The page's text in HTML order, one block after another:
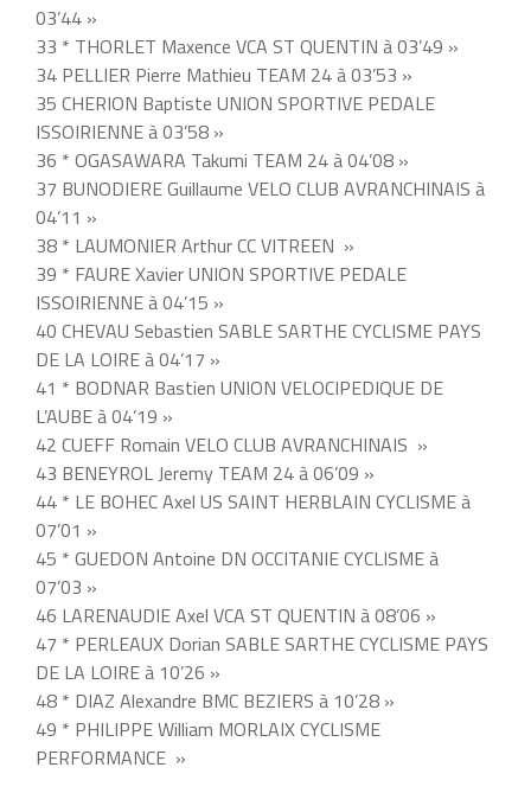
03’44 »
33 * THORLET Maxence VCA ST QUENTIN à 03’49 »
34 PELLIER Pierre Mathieu TEAM 24 à 03’53 »
35 CHERION Baptiste UNION SPORTIVE PEDALE
ISSOIRIENNE à 03’58 »
36 * OGASAWARA Takumi TEAM 24 à 04’08 »
37 BUNODIERE Guillaume VELO CLUB AVRANCHINAIS à
04’11 »
38 * LAUMONIER Arthur CC VITREEN »
39 * FAURE Xavier UNION SPORTIVE PEDALE
ISSOIRIENNE à 04’15 »
40 CHEVAU Sebastien SABLE SARTHE CYCLISME PAYS
DE LA LOIRE à 04’17 »
41 * BODNAR Bastien UNION VELOCIPEDIQUE DE
L’AUBE à 04’19 »
42 CUEFF Romain VELO CLUB AVRANCHINAIS »
43 BENEYROL Jeremy TEAM 24 à 06’09 »
44 * LE BOHEC Axel US SAINT HERBLAIN CYCLISME à
07’01 »
45 * GUEDON Antoine DN OCCITANIE CYCLISME à
07’03 »
46 LARENAUDIE Axel VCA ST QUENTIN à 08’06 »
47 * PERLEAUX Dorian SABLE SARTHE CYCLISME PAYS
DE LA LOIRE à 10’26 »
48 * DIAZ Alexandre BMC BEZIERS à 10’28 »
49 * PHILIPPE William MORLAIX CYCLISME
PERFORMANCE »